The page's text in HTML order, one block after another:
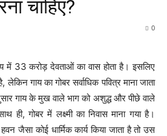
चाहिए?
0
में 33 करोड़ देवताओं का वास होता है। इसलिए
लेकिन गाय का गोबर सर्वाधिक पवित्र माना जाता
गाय के मुख वाले भाग को अशुद्ध और पीछे वाले
ही, गोबर में लक्ष्मी का निवास माना गया है।
जैसा कोई धार्मिक कार्य किया जाता है तो उस